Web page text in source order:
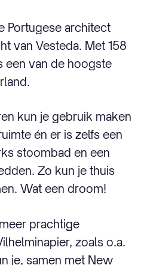
Portugese architect
van Vesteda. Met 158
een van de hoogste
kun je gebruik maken
én er is zelfs een
stoombad en een
Zo kun je thuis
Wat een droom!
prachtige
zoals o.a.
je, samen met New